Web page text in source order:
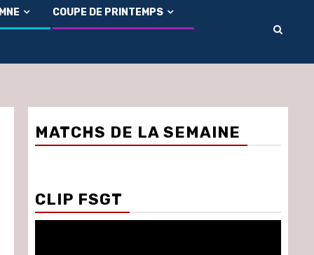
COUPE DE PRINTEMPS
MATCHS DE LA SEMAINE
CLIP FSGT